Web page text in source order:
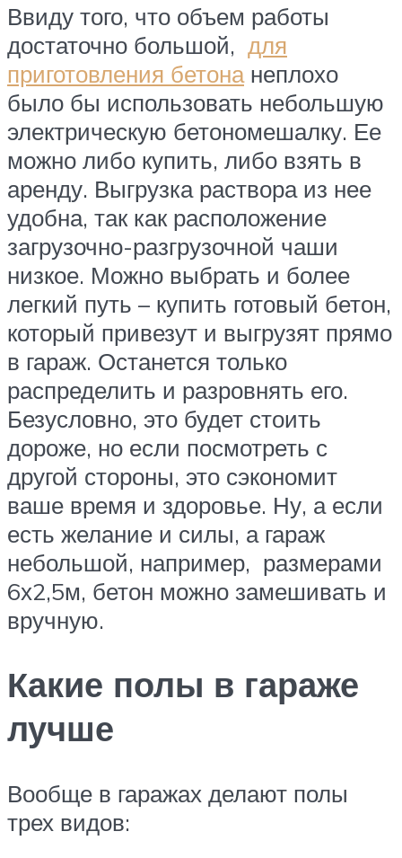
Ввиду того, что объем работы
достаточно большой, для
приготовления бетонанеплохо
было бы использовать небольшую
электрическую бетономешалку. Ее
можно либо купить, либо взять в
аренду. Выгрузка раствора из нее
удобна, так как расположение
загрузочно-разгрузочной чаши
низкое. Можно выбрать и более
легкий путь – купить готовый бетон,
который привезут и выгрузят прямо
в гараж. Останется только
распределить и разровнять его.
Безусловно, это будет стоить
дороже, но если посмотреть с
другой стороны, это сэкономит
ваше время и здоровье. Ну, а если
есть желание и силы, а гараж
небольшой, например, размерами
6х2,5м, бетон можно замешивать и
вручную.
Какие полы в гараже
лучше
Вообще в гаражах делают полы
трех видов: